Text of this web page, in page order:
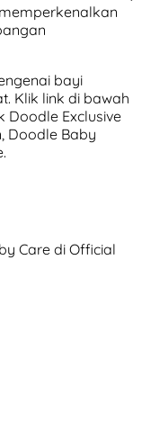
bayi
Klik link di bawah
Exclusive
Doodle Baby
Care di Official